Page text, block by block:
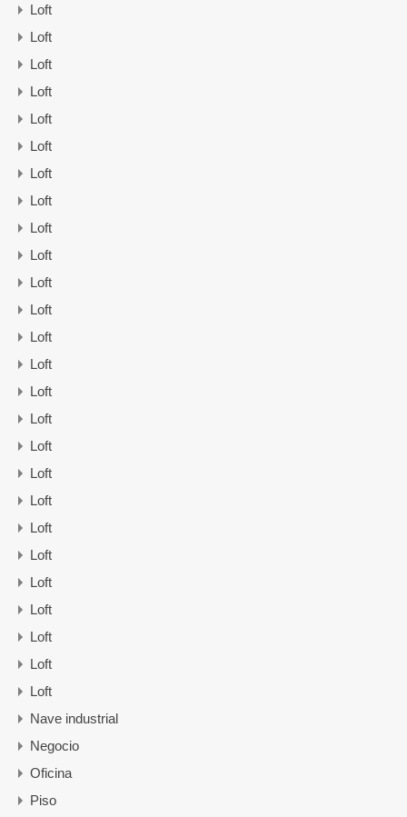
Loft
Loft
Loft
Loft
Loft
Loft
Loft
Loft
Loft
Loft
Loft
Loft
Loft
Loft
Loft
Loft
Loft
Loft
Loft
Loft
Loft
Loft
Loft
Loft
Loft
Loft
Nave industrial
Negocio
Oficina
Piso